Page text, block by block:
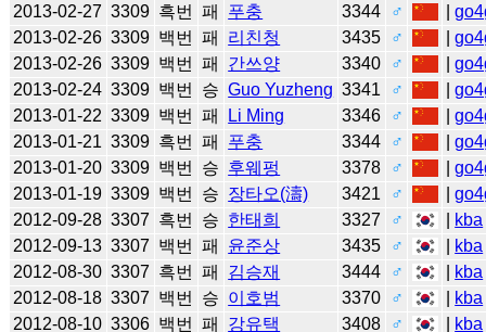
2013-02-27 3309 흑번 패 푸충 3344 ♂ |
2013-02-26 3309 백번 패 리친청 3435 ♂ |
2013-02-26 3309 백번 패 간쓰양 3340 ♂ |
2013-02-24 3309 백번 승 Guo Yuzheng 3341 ♂ |
2013-01-22 3309 백번 패 Li Ming 3346 ♂ |
2013-01-21 3309 흑번 패 푸충 3344 ♂ |
2013-01-20 3309 백번 승 후웨펑 3378 ♂ |
2013-01-19 3309 백번 승 장타오(濤) 3421 ♂ |
2012-09-28 3307 흑번 승 한태희 3327 ♂ kba
2012-09-13 3307 백번 패 윤준상 3435 ♂ kba
2012-08-30 3307 흑번 패 김승재 3444 ♂ kba
2012-08-18 3307 백번 승 이호범 3370 ♂ kba
2012-08-10 3306 백번 패 강유택 3408 ♂ kba